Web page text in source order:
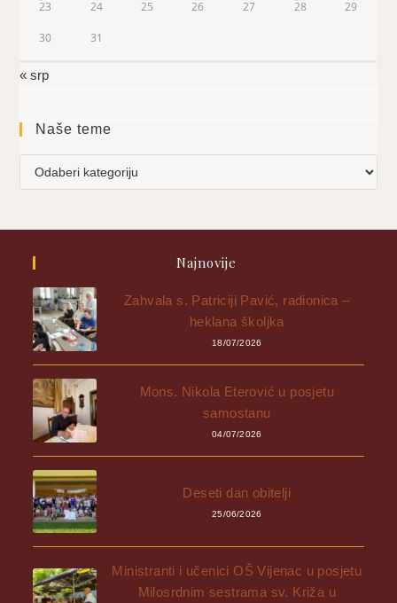
23 24 25 26 27 28 29
30 31
« srp
Naše teme
Najnovije
Zahvala s. Patriciji Pavić, radionica –
heklana školjka
18/07/2026
Mons. Nikola Eterović u posjetu
samostanu
04/07/2026
Deseti dan obitelji
25/06/2026
Ministranti i učenici OŠ Vijenac u posjetu
Milosrdnim sestrama sv. Križa u